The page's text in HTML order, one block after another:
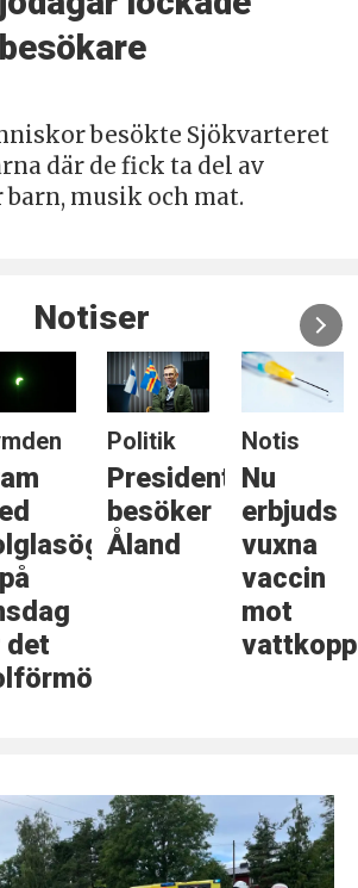
besökte Sjökvarteret
där de fick ta del av
musik och mat.
Notiser
det
Politik
Presidenten
besöker
Åland
Notis
Nu
erbjuds
vuxna
vaccin
mot